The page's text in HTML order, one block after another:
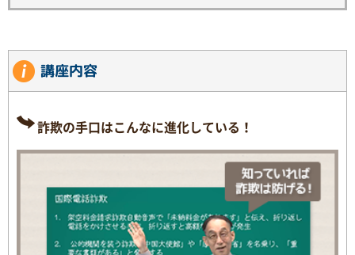
講座内容
詐欺の手口はこんなに進化している！